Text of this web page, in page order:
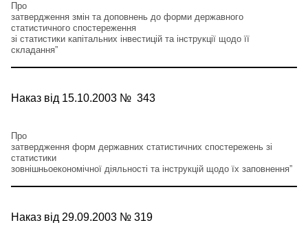
Про
затвердження змін та доповнень до форми державного
статистичного спостереження
зі статистики капітальних інвестицій та інструкції щодо її
складання”
Наказ від 15.10.2003 № 343
Про
затвердження форм державних статистичних спостережень зі
статистики
зовнішньоекономічної діяльності та інструкцій щодо їх заповнення”
Наказ від 29.09.2003 № 319